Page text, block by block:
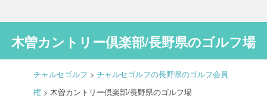
木曽カントリー倶楽部/長野県のゴルフ場
チャルセゴルフ > チャルセゴルフの長野県のゴルフ会員
権 > 木曽カントリー倶楽部/長野県のゴルフ場